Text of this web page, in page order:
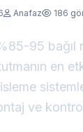
Anafaz 186
95 bağıl
en
ve